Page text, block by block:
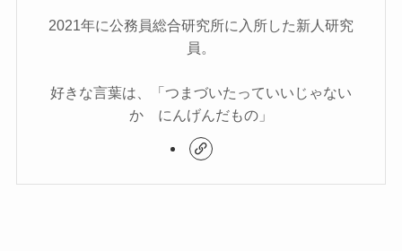
2021年に公務員総合研究所に入所した新人研究
員。
好きな言葉は、「つまづいたっていいじゃない
か にんげんだもの」